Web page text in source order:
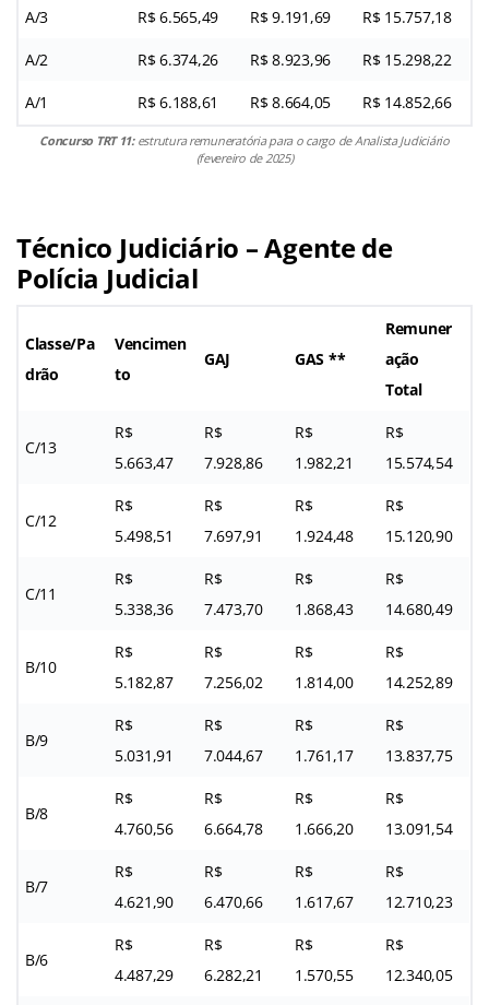
A/3 R$ 6.565,49 R$ 9.191,69 R$ 15.757,18
A/2 R$ 6.374,26 R$ 8.923,96 R$ 15.298,22
A/1 R$ 6.188,61 R$ 8.664,05 R$ 14.852,66
Concurso TRT 11:estrutura remuneratória para o cargo de Analista Judiciário
(fevereiro de 2025)
Técnico Judiciário – Agente de
Polícia Judicial
Classe/Pa
drão
Vencimen
to
GAJ GAS **
Remuner
ação
Total
C/13
R$
5.663,47
R$
7.928,86
R$
1.982,21
R$
15.574,54
C/12
R$
5.498,51
R$
7.697,91
R$
1.924,48
R$
15.120,90
C/11
R$
5.338,36
R$
7.473,70
R$
1.868,43
R$
14.680,49
B/10
R$
5.182,87
R$
7.256,02
R$
1.814,00
R$
14.252,89
B/9
R$
5.031,91
R$
7.044,67
R$
1.761,17
R$
13.837,75
B/8
R$
4.760,56
R$
6.664,78
R$
1.666,20
R$
13.091,54
B/7
R$
4.621,90
R$
6.470,66
R$
1.617,67
R$
12.710,23
B/6
R$
4.487,29
R$
6.282,21
R$
1.570,55
R$
12.340,05